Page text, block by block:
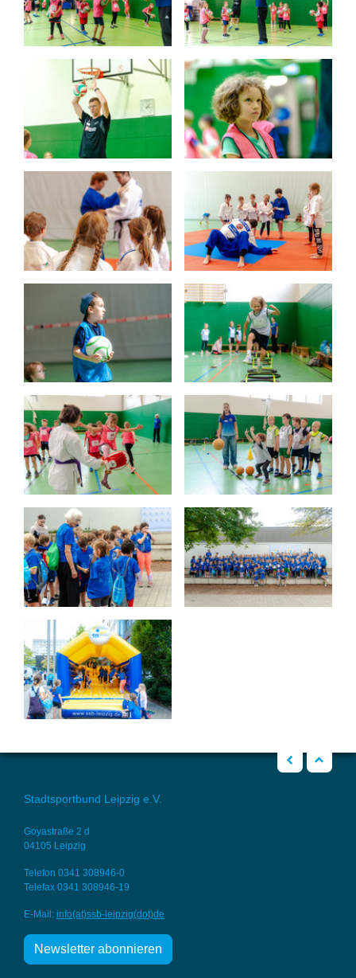
Nach oben
Stadtsportbund Leipzig e.V.
Goyastraße 2 d
04105 Leipzig
Telefon 0341 308946-0
Telefax 0341 308946-19
E-Mail: info(at)ssb- leipzig(dot)de
Newsletter abonnieren